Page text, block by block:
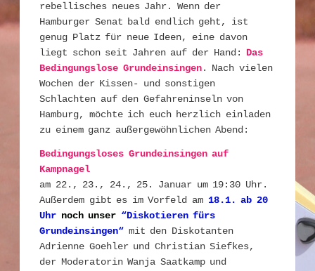
rebellisches neues Jahr. Wenn der
Hamburger Senat bald endlich geht, ist
genug Platz für neue Ideen, eine davon
liegt schon seit Jahren auf der Hand: Das
Bedingungslose Grundeinsingen. Nach vielen
Wochen der Kissen- und sonstigen
Schlachten auf den Gefahreninseln von
Hamburg, möchte ich euch herzlich einladen
zu einem ganz außergewöhnlichen Abend:
Bedingungsloses Grundeinsingen auf
Kampnagel
am 22., 23., 24., 25. Januar um 19:30 Uhr.
Außerdem gibt es im Vorfeld am 18.1. ab 20
Uhr noch unser “Diskotieren fürs
Grundeinsingen“ mit den Diskotanten
Adrienne Goehler und Christian Siefkes,
der Moderatorin Wanja Saatkamp und